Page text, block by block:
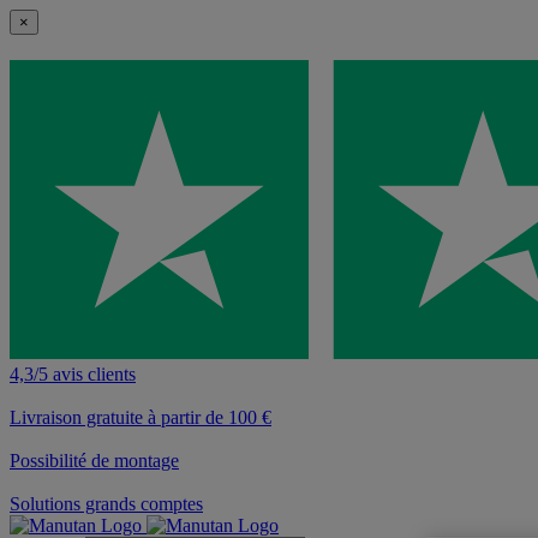
×
4,3/5 avis clients
Livraison gratuite à partir de 100 €
Possibilité de montage
Solutions grands comptes